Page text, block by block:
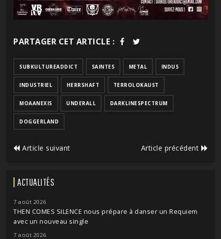
PARTAGER CET ARTICLE :
SUBKULTUREADDICT SAINTES METAL INDUS
INDUSTRIEL HERRSHAFT TERROLOKAUST
MOAANEXIS UNDERALL DARKLINESPECTRUM
DOGGERLAND
Article suivant Article précédent
ACTUALITÉS
7 août 2026
THEN COMES SILENCE nous prépare à danser un Requiem
avec un nouveau single
7 août 2026